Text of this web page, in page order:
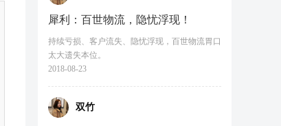
犀利：百世物流，隐忧浮现！
持续亏损、客户流失、隐忧浮现，百世物流胃口
太大遗失本位。
2018-08-23
双竹